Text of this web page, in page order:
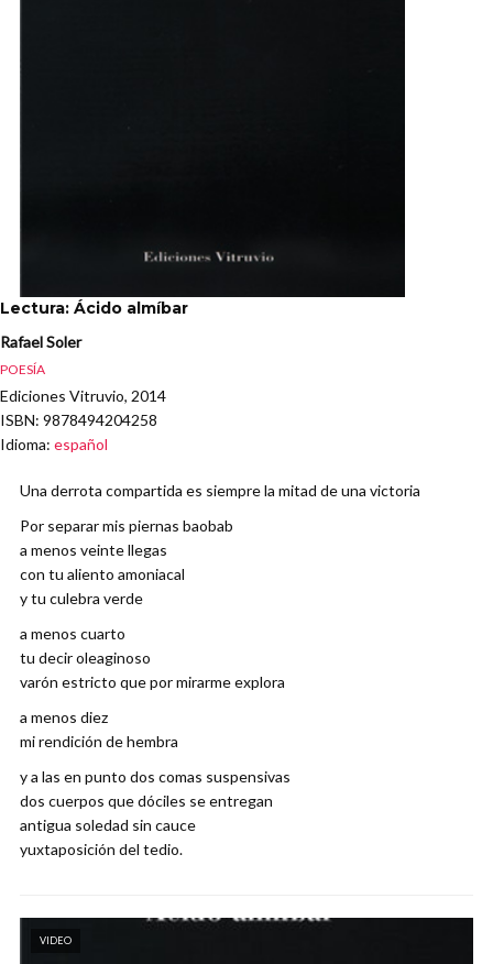
Lectura: Ácido almíbar
Rafael Soler
POESÍA
Ediciones Vitruvio, 2014
ISBN: 9878494204258
Idioma: español
Una derrota compartida es siempre la mitad de una victoria
Por separar mis piernas baobab
a menos veinte llegas
con tu aliento amoniacal
y tu culebra verde
a menos cuarto
tu decir oleaginoso
varón estricto que por mirarme explora
a menos diez
mi rendición de hembra
y a las en punto dos comas suspensivas
dos cuerpos que dóciles se entregan
antigua soledad sin cauce
yuxtaposición del tedio.
VIDEO